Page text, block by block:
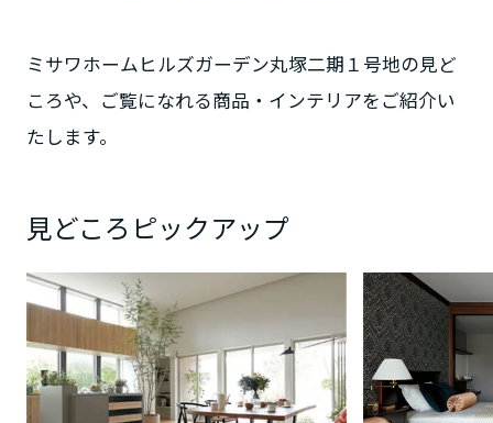
ミサワホームヒルズガーデン丸塚二期１号地の見ど
ころや、ご覧になれる商品・インテリアをご紹介い
たします。
見どころピックアップ
静岡県
愛知県
三重県
近畿エリア
滋賀県